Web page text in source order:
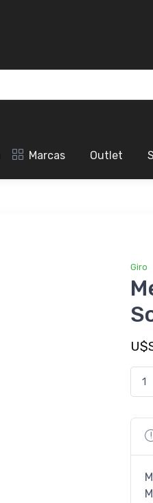
Marcas Outlet
Giro